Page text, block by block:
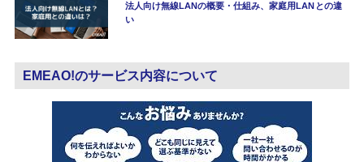
法人向け無線LANの概要・仕組み、家庭用LANとの違
い
EMEAO!のサービス内容について